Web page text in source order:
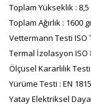
Toplam Yükseklik : 8,5
Toplam Ağırlık : 1600
Vettermann Testi ISO
Termal İzolasyon ISO
Ölçüsel Kararlılık
Yürüme Testi : EN
Yatay Elektriksel